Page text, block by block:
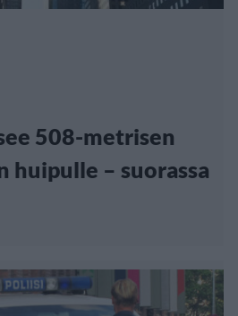
508-metrisen
huipulle – suorassa